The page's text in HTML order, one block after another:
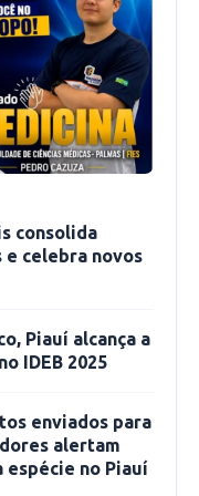
sua equipe para
o maior ginásio
do Piauí,
de Picos. A
esportivas
considerou
inclui
consolida
e celebra novos
Piauí alcança a
IDEB 2025
enviados para
alertam
espécie no Piauí